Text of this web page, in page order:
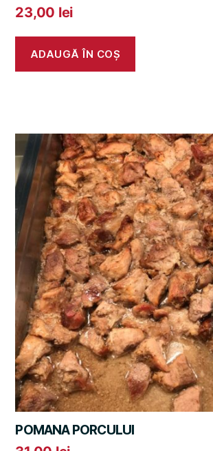
23,00 lei
ADAUGĂ ÎN COȘ
POMANA PORCULUI